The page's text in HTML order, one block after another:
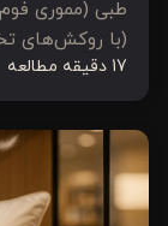
طبی (مموری
(با روکش‌های
17 دقیقه مطالعه